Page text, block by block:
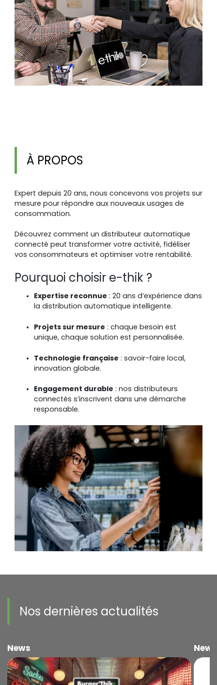
À PROPOS
Expert depuis 20 ans, nous concevons vos projets sur
mesure pour répondre aux nouveaux usages de
consommation.
Découvrez comment un distributeur automatique
connecté peut transformer votre activité, fidéliser
vos consommateurs et optimiser votre rentabilité.
Pourquoi choisir e-thik ?
Expertise reconnue : 20 ans d’expérience dans
la distribution automatique intelligente.
Projets sur mesure : chaque besoin est
unique, chaque solution est personnalisée.
Technologie française : savoir-faire local,
innovation globale.
Engagement durable : nos distributeurs
connectés s’inscrivent dans une démarche
responsable.
Nos dernières actualités
News News